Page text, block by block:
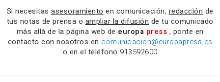
Si necesitas asesoramiento en comunicación, redacción de
tus notas de prensa o ampliar la difusión de tu comunicado
más allá de la página web de europa press , ponte en
contacto con nosotros en comunicacion@europapress.es
o en el teléfono 913592600